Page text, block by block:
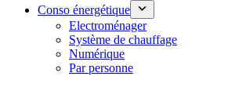
Conso énergétique
Electroménager
Système de chauffage
Numérique
Par personne